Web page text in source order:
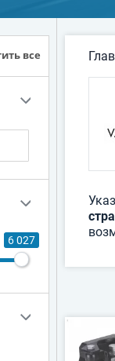
все
6 027